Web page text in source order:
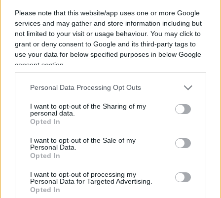
Please note that this website/app uses one or more Google
services and may gather and store information including but
not limited to your visit or usage behaviour. You may click to
grant or deny consent to Google and its third-party tags to
use your data for below specified purposes in below Google
consent section.
Personal Data Processing Opt Outs
I want to opt-out of the Sharing of my
personal data.
Opted In
I want to opt-out of the Sale of my
Personal Data.
Opted In
I want to opt-out of processing my
Personal Data for Targeted Advertising.
Opted In
È un’anomalia strutturale per un Paese che si
dichiara economia di mercato. La fotografia di
CoMar secondo cui “le grandi aziende che l’Italia
può vantare sono prevalentemente le partecipate
statali” non è solo una fotografia, ma una
stabilità nel breve periodo, ma riduce
concorrenza, frena l’innovazione e rafforza la
commistione tra potere politico e gestione
industriale.
Presidenti e consiglieri